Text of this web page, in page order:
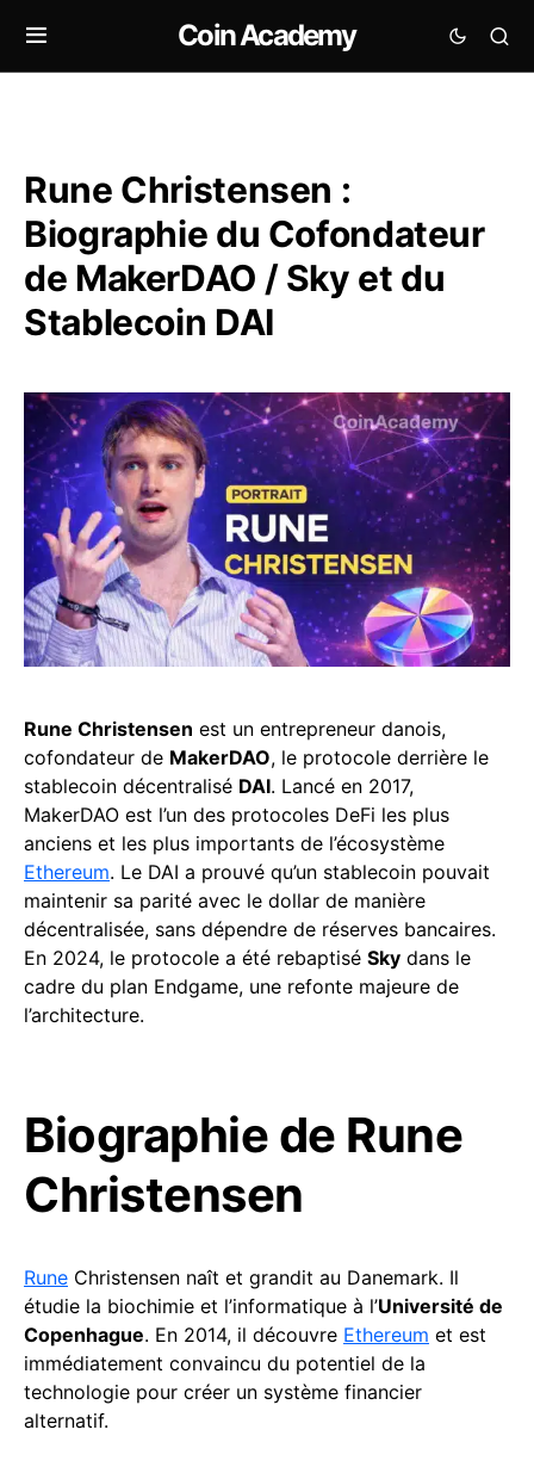
Coin Academy
Rune Christensen :
Biographie du Cofondateur
de MakerDAO / Sky et du
Stablecoin DAI
Rune Christensen est un entrepreneur danois,
cofondateur de MakerDAO, le protocole derrière le
stablecoin décentralisé DAI. Lancé en 2017,
MakerDAO est l’un des protocoles DeFi les plus
anciens et les plus importants de l’écosystème
Ethereum. Le DAI a prouvé qu’un stablecoin pouvait
maintenir sa parité avec le dollar de manière
décentralisée, sans dépendre de réserves bancaires.
En 2024, le protocole a été rebaptisé Sky dans le
cadre du plan Endgame, une refonte majeure de
l’architecture.
Biographie de Rune
Christensen
Rune Christensen naît et grandit au Danemark. Il
étudie la biochimie et l’informatique à l’Université de
Copenhague. En 2014, il découvre Ethereum et est
immédiatement convaincu du potentiel de la
technologie pour créer un système financier
alternatif.